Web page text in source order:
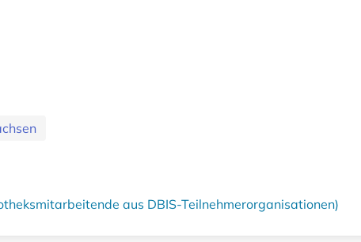
aus DBIS-Teilnehmerorganisationen)